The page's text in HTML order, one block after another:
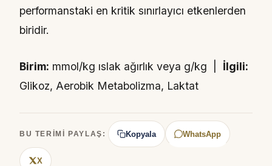
performanstaki en kritik sınırlayıcı etkenlerden
biridir.
Birim: mmol/kg ıslak ağırlık veya g/kg | İlgili:
Glikoz, Aerobik Metabolizma, Laktat
BU TERIMI PAYLAŞ: Kopyala WhatsApp
X